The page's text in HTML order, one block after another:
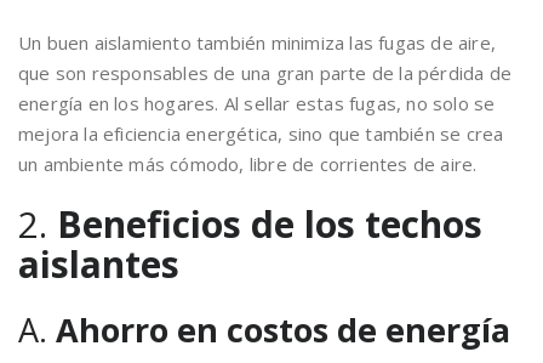
Un buen aislamiento también minimiza las fugas de aire,
que son responsables de una gran parte de la pérdida de
energía en los hogares. Al sellar estas fugas, no solo se
mejora la eficiencia energética, sino que también se crea
un ambiente más cómodo, libre de corrientes de aire.
2. Beneficios de los techos
aislantes
A. Ahorro en costos de energía